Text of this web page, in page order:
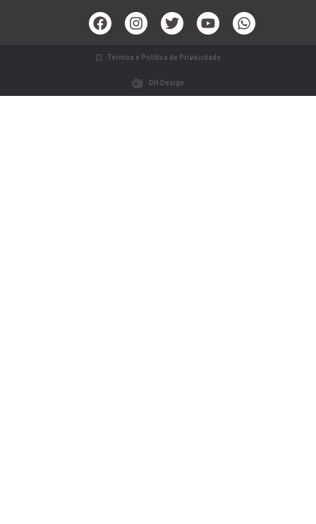
Termos e Politica de Privacidade
DH Design